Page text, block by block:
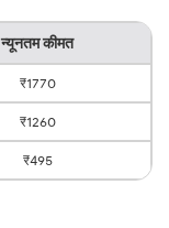
न्यूनतम कीमत
₹1770
₹1260
₹495